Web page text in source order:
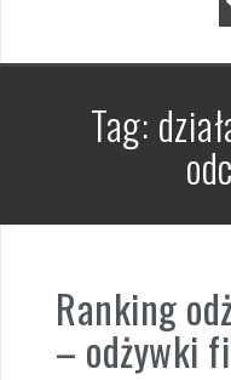
Tag:
Ranking
– odżywki